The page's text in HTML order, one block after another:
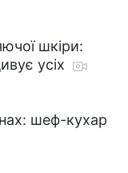
шкіри:
усіх
шеф-кухар